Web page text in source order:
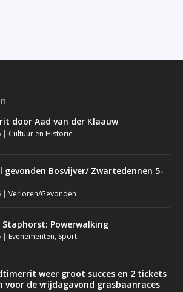
door Aad van der Klaauw
| Cultuur en Historie
gevonden Bosvijver/ Zwartedennen 5-
|Verloren/Gevonden
Staphorst: Powerwalking
| Evenementen, Sport
weer groot succes en 2 tickets
voor de vrijdagavond grasbaanraces